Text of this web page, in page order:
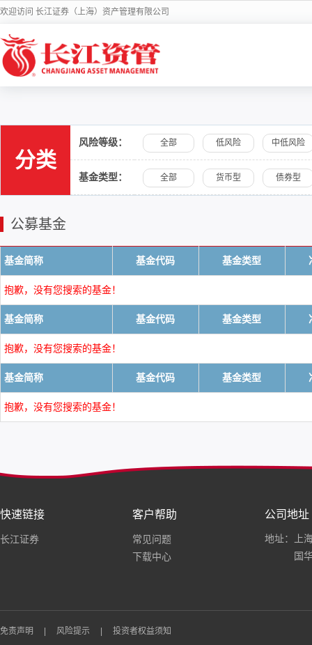
欢迎访问 长江证券（上海）资产管理有限公司
分类
风险等级： 全部 低风险 中低风险
基金类型： 全部 货币型 债券型
公募基金
基金简称 基金代码 基金类型
抱歉，没有您搜索的基金！
基金简称 基金代码 基金类型
抱歉，没有您搜索的基金！
基金简称 基金代码 基金类型
抱歉，没有您搜索的基金！
快速链接
长江证券
客户帮助
常见问题
下载中心
公司地址
地址：上
国
免责声明 风险提示 投资者权益须知